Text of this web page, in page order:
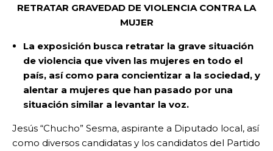
RETRATAR GRAVEDAD DE VIOLENCIA CONTRA LA
MUJER
La exposición busca retratar la grave situación
de violencia que viven las mujeres en todo el
país, así como para concientizar a la sociedad, y
alentar a mujeres que han pasado por una
situación similar a levantar la voz.
Jesús “Chucho” Sesma, aspirante a Diputado local, así
como diversos candidatas y los candidatos del Partido